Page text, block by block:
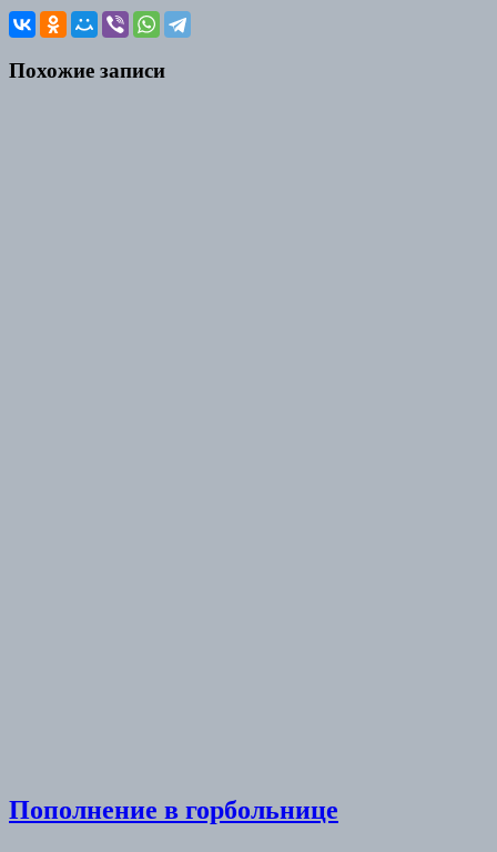
Похожие записи
Пополнение в горбольнице